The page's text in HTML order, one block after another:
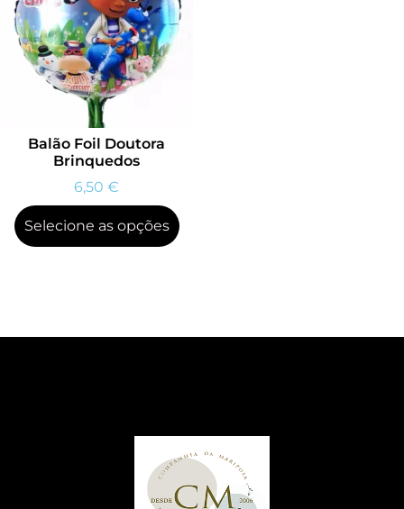
Balão Foil Doutora
Brinquedos
6,50 €
Selecione as opções